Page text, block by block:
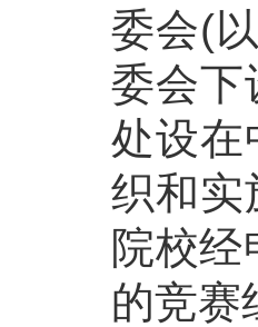
委会(
委会下
处设在
织和实
院校
的竞赛